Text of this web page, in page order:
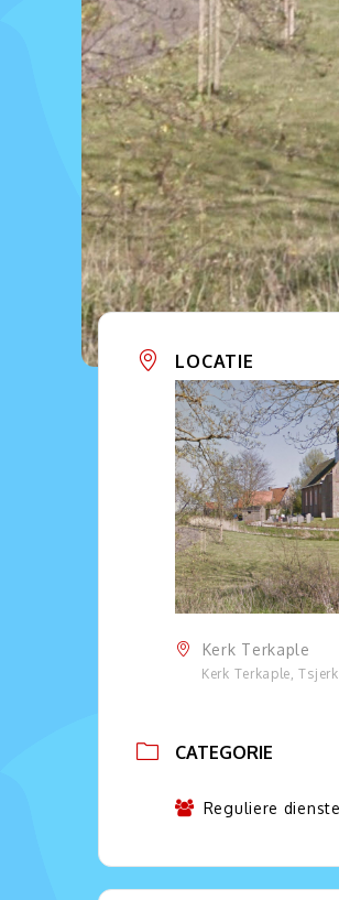
LOCATIE
Kerk Terkaple
Kerk Terkaple,
CATEGORIE
Reguliere